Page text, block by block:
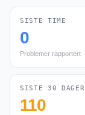
SISTE TIME
0
Problemer rapportert
SISTE 30 DAGER
110